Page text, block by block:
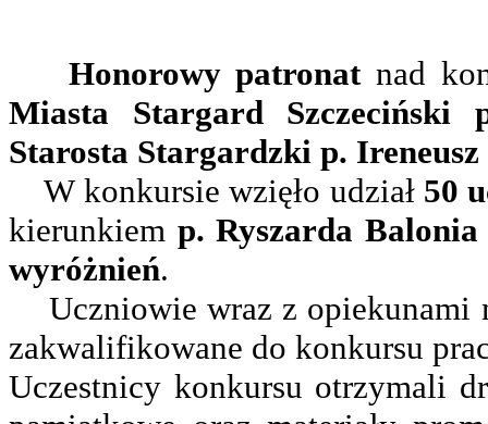
Honorowy patronatnad
Miasta Stargard Szczeciński
Starosta Stargardzki p.
W konkursie wzięło udział 50
kierunkiem p. Ryszarda Balonia
wyróżnień.
Uczniowie wraz z opiekunami
zakwalifikowane do konkursu
Uczestnicy konkursu otrzymali